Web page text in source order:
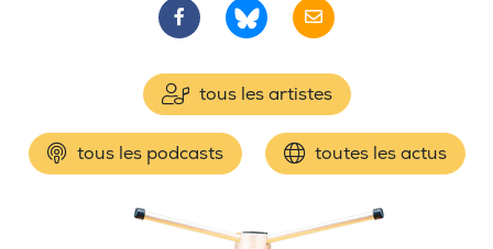
tous les artistes
tous les podcasts toutes les actus